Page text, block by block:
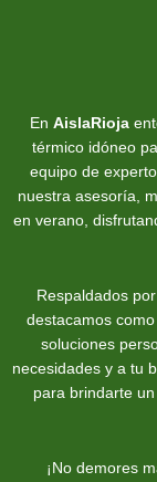
En AislaRioja
térmico idóneo
equipo de
nuestra asesoría,
en verano,
Respaldados
destacamos
soluciones
necesidades y a tu
para brindarte
¡No demores